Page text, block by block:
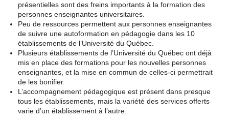
présentielles sont des freins importants à la formation des
personnes enseignantes universitaires.
Peu de ressources permettent aux personnes enseignantes
de suivre une autoformation en pédagogie dans les 10
établissements de l’Université du Québec.
Plusieurs établissements de l’Université du Québec ont déjà
mis en place des formations pour les nouvelles personnes
enseignantes, et la mise en commun de celles-ci permettrait
de les bonifier.
L’accompagnement pédagogique est présent dans presque
tous les établissements, mais la variété des services offerts
varie d’un établissement à l’autre.